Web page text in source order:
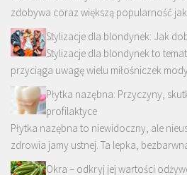
zdobywa coraz większą popularność
Stylizacje dla blondynek: Jak
Stylizacje dla blondynek to
przyciąga uwagę wielu miłośniczek
Płytka nazębna: Przyczyny,
profilaktyce
Płytka nazębna to niewidoczny, ale
zdrowia jamy ustnej. Ta lepka,
Okra – odkryj jej wartości